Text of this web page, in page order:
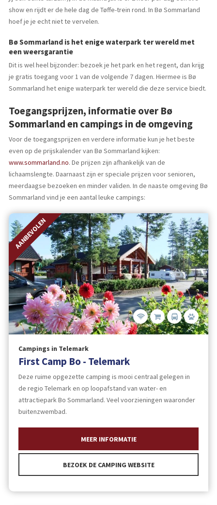
show en rijdt er de hele dag de Tøffe-trein rond. In Bø Sommarland
hoef je je echt niet te vervelen.
Bø Sommarland is het enige waterpark ter wereld met
een weersgarantie
Dit is wel heel bijzonder: bezoek je het park en het regent, dan krijg
je gratis toegang voor 1 van de volgende 7 dagen. Hiermee is Bø
Sommarland het enige waterpark ter wereld die deze service biedt.
Toegangsprijzen, informatie over Bø
Sommarland en campings in de omgeving
Voor de toegangsprijzen en verdere informatie kun je het beste
even op de prijskalender van Bø Sommarland kijken:
www.sommarland.no. De prijzen zijn afhankelijk van de
lichaamslengte. Daarnaast zijn er speciale prijzen voor senioren,
meerdaagse bezoeken en minder validen. In de naaste omgeving Bø
Sommarland vind je een aantal leuke campings:
AANBEVOLEN
Campings in Telemark
First Camp Bo - Telemark
Deze ruime opgezette camping is mooi centraal gelegen in
de regio Telemark en op loopafstand van water- en
attractiepark Bo Sommarland. Veel voorzieningen waaronder
buitenzwembad.
MEER INFORMATIE
BEZOEK DE CAMPING WEBSITE